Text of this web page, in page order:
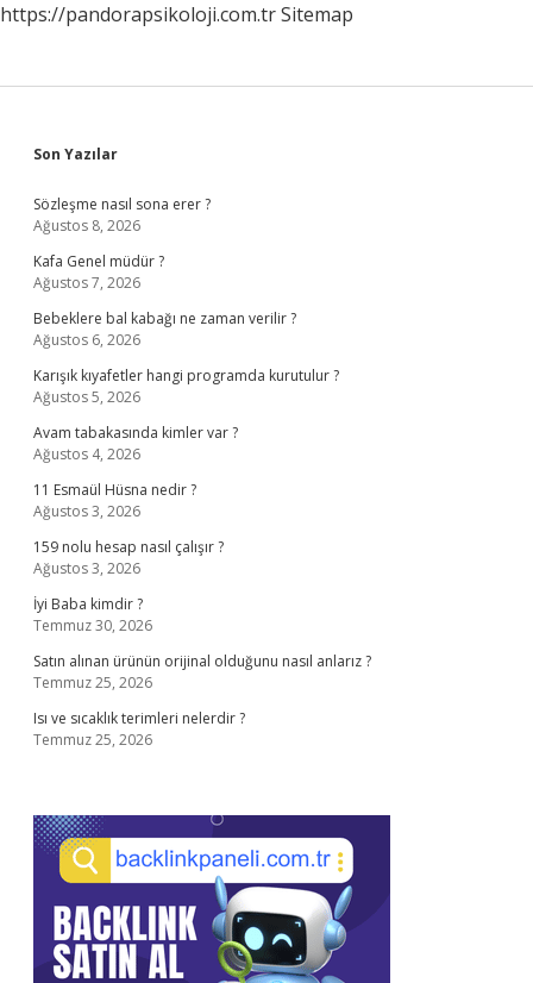
https://pandorapsikoloji.com.trSitemap
Sidebar
Son Yazılar
Sözleşme nasıl sona erer ?
Ağustos 8, 2026
Kafa Genel müdür ?
Ağustos 7, 2026
Bebeklere bal kabağı ne zaman verilir ?
Ağustos 6, 2026
Karışık kıyafetler hangi programda kurutulur ?
Ağustos 5, 2026
Avam tabakasında kimler var ?
Ağustos 4, 2026
11 Esmaül Hüsna nedir ?
Ağustos 3, 2026
159 nolu hesap nasıl çalışır ?
Ağustos 3, 2026
İyi Baba kimdir ?
Temmuz 30, 2026
Satın alınan ürünün orijinal olduğunu nasıl anlarız ?
Temmuz 25, 2026
Isı ve sıcaklık terimleri nelerdir ?
Temmuz 25, 2026